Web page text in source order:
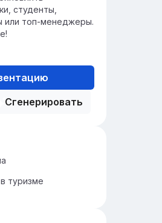
студенты,
или топ-менеджеры.
Сгенерировать
туризме